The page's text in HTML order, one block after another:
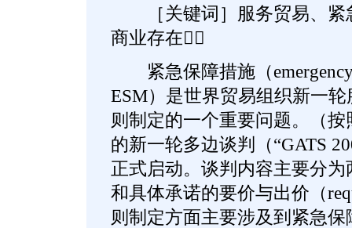
［关键词］服务贸易、紧
商业存在
紧急保障措施（emergency
ESM）是世界贸易组织新一
则制定的一个重要问题。（
的新一轮多边谈判（“GATS
正式启动。谈判内容主要分
和具体承诺的要价与出价（
则制定方面主要涉及到紧急